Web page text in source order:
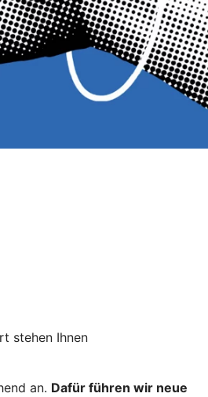
stehen Ihnen
an. Dafür führen wir neue